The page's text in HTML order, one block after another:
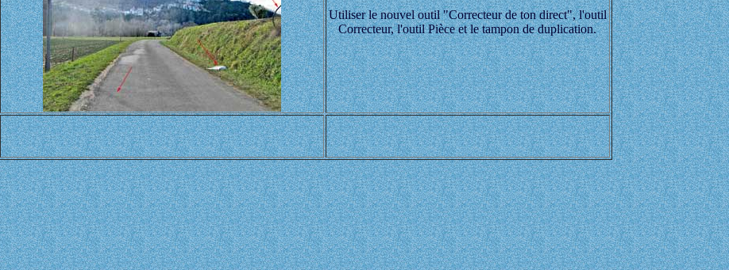
Utiliser le nouvel outil "Correcteur de ton direct", l'outil
Correcteur, l'outil Pièce et le tampon de duplication.